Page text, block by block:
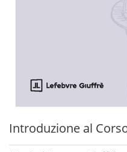
Introduzione al